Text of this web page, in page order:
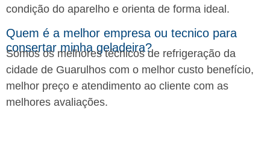
condição do aparelho e orienta de forma ideal.
Quem é a melhor empresa ou tecnico para
consertar minha geladeira?
Somos os melhores técnicos de refrigeração da
cidade de Guarulhos com o melhor custo benefício,
melhor preço e atendimento ao cliente com as
melhores avaliações.